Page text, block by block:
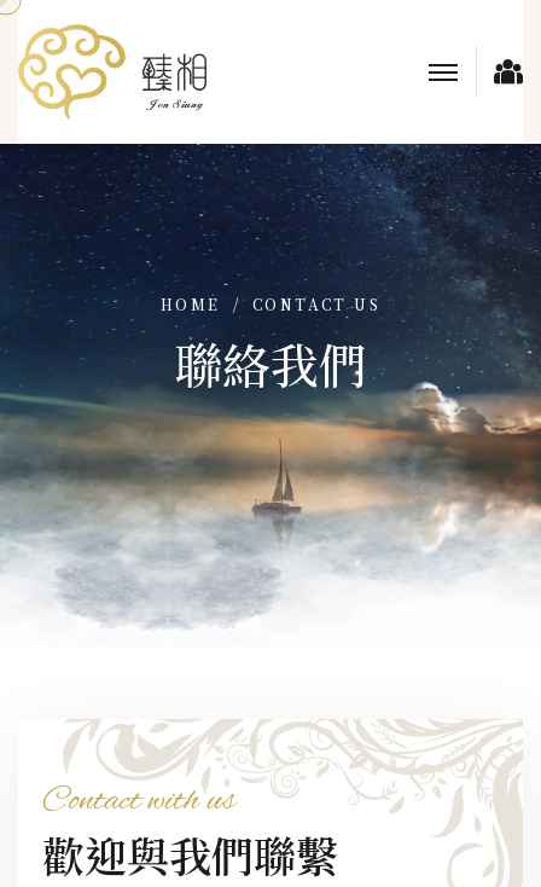
HOME CONTACT US
聯絡我們
Contact with us
歡迎與我們聯繫